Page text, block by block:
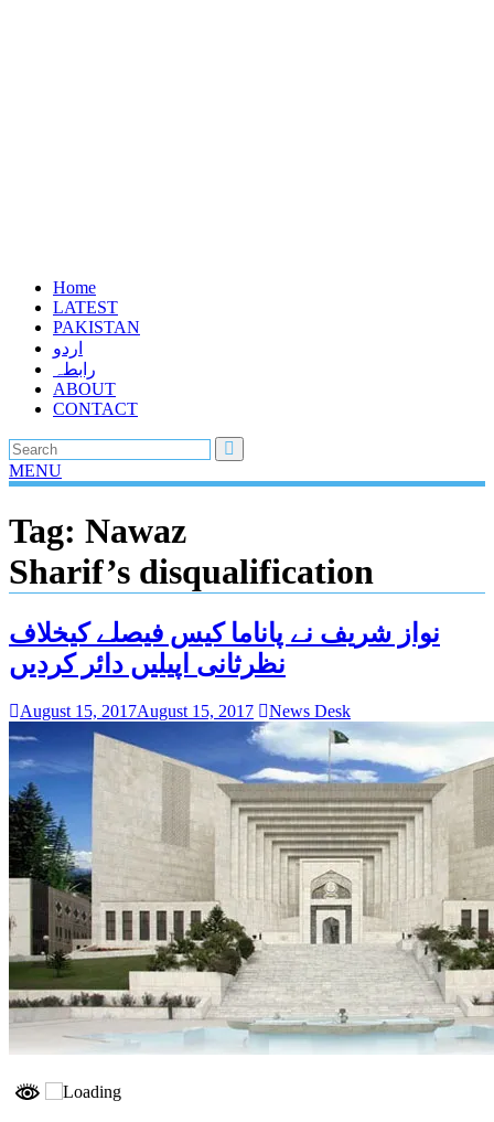
Home
LATEST
PAKISTAN
اردو
رابطہ
ABOUT
CONTACT
MENU
Tag: Nawaz
Sharif’s disqualification
نواز شریف نے پاناما کیس فیصلے کیخلاف
نظرثانی اپیلیں دائر کردیں
August 15, 2017August 15, 2017 News Desk